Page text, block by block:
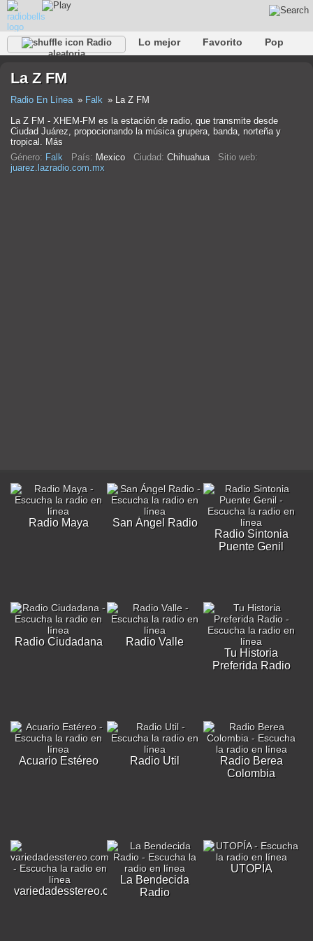
Radio
aleatoria
Lo mejor Favorito
Pop
Rap
Trans
La Z FM
Radio En Línea Falk
La Z FM
La Z FM - XHEM-FM es la estación de radio, que transmite desde
Ciudad Juárez, propocionando la música grupera, banda, norteña y
tropical. Más
Género: Falk País: Mexico Ciudad: Chihuahua Sitio web:
juarez.lazradio.com.mx
Radio Maya
San Ángel Radio
Radio Sintonia
Puente Genil
Radio Ciudadana
Radio Valle
Tu Historia
Preferida Radio
Acuario Estéreo Radio Util
Radio Berea
Colombia
variedadesstereo.com
La Bendecida
Radio
UTOPÍA